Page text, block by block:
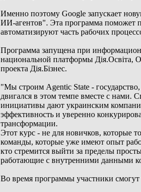
Именно поэтому Google запускает
ИИ-агентов". Эта программа поможет
автоматизируют часть рабочих
Программа запущена при
национальной платформы Дія.Освіта,
проекта Дія.Бізнес.
"Мы строим Agentic State -
двигался в этом темпе вместе с нами.
инициативы дают украинским
эффективность и уверенно
трансформации.
Этот курс - не для новичков, которые
команды, которые уже имеют опыт
кто стремится выйти за пределы
работающие с внутренними данными
Во время программы участники смогут